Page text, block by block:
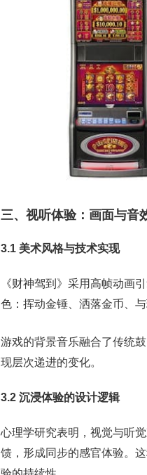
三、视听体验：画面与音
3.1 美术风格与技术实现
《财神驾到》采用高帧动画
色：挥动金锤、洒落金币、与
游戏的背景音乐融合了传统
现层次递进的变化。
3.2 沉浸体验的设计逻辑
心理学研究表明，视觉与听
馈，形成同步的感官体验。